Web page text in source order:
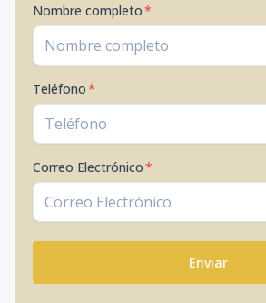
Nombre completo*
Teléfono*
Correo Electrónico*
Enviar